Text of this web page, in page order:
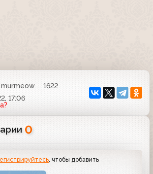
murmeow
1622
17:06
0
, чтобы добавить